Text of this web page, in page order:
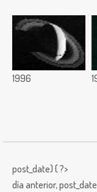
1996
post_date) { ?>
día anterior,